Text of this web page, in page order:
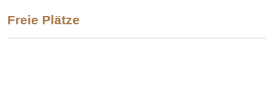
Freie Plätze